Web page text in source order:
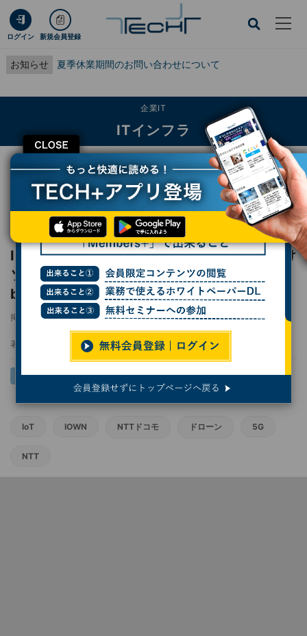
ログイン 新規会員登録
お知らせ 夏季休業期間のお問い合わせについて
CLOSE
企業IT
ITインフラ
TECH+ 企業IT
ITインフラ
IOWNなど活用したドコモブランドの法人向けソリューションが一堂に！ -
レポート
IOWNなど活用したドコモブランドの法人向け
ソリューションが一堂に！ - docomo
business Forum'23
掲載日 2023/10/17 15:29 更新日2023/10/25 09:36
著者：
IoT IOWN NTTドコモ ドローン 5G
NTT